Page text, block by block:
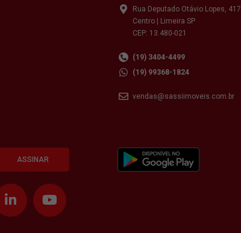
Rua Deputado Otávio Lopes, 417
Centro | Limeira SP
CEP: 13.480-021
(19) 3404-4499
(19) 99368-1824
vendas@sassiimoveis.com.br